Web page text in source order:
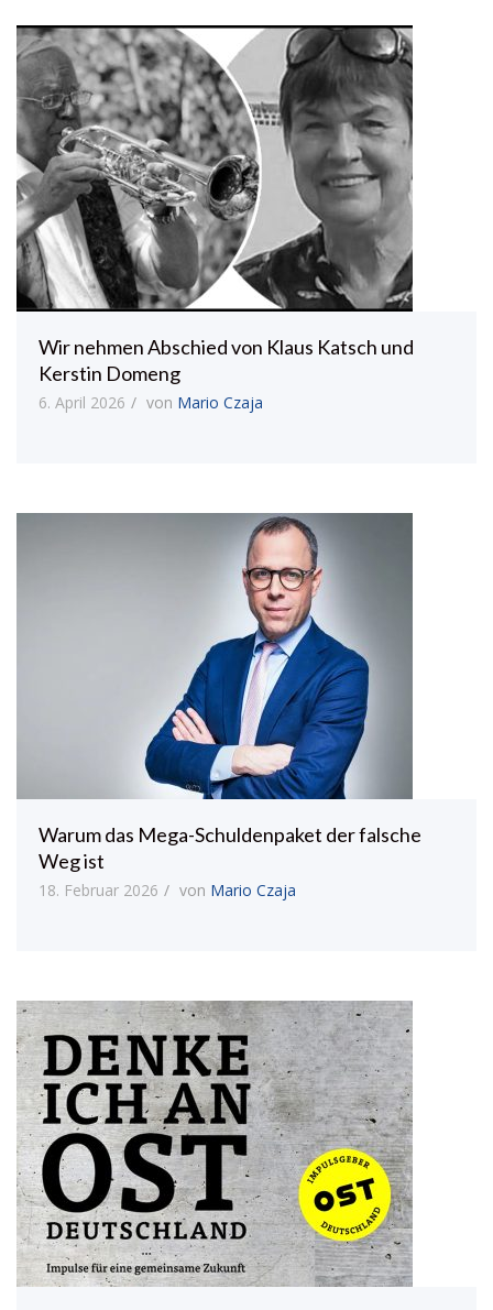
Wir nehmen Abschied von Klaus Katsch und
Kerstin Domeng
6. April 2026 von Mario Czaja
Warum das Mega-Schuldenpaket der falsche
Weg ist
18. Februar 2026 von Mario Czaja